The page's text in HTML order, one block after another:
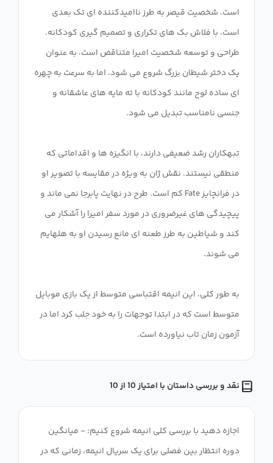
است. شخصیت قیصر به طرز ناامیدکننده ای تک بعدی
است، با فلاش بک های تکراری و تصمیم گیری کودکانه.
طراحی و توسعه شخصیت امیرا متناقض است، به عنوان
یک دختر شیطان بزرگ شروع می شود، اما به سرعت به چهره
ای ساده لوح مانند کودکانه با ته مایه های عاشقانه و
تبهکاران رشد ضعیفی دارند، با انگیزه ها و اقداماتی که
منطقی نیستند. نقش ژان به ویژه در مقایسه با تصویر او
در فرانچایز Fate کم است. طرح در نهایت پابرجا نمی ماند و
پیچیدگی های غیرضروری در مورد سفر امیرا را آشکار می
کند و شیاطین به طرز طعنه ای مانع رسیدن او به هلهایم
به طور کلی، این انیمه اقتباسی متوسط ​​از یک بازی موبایل
متوسط ​​است که در ابتدا توجهات را به خود جلب کرد اما در
آزمون زمان تاب نیاورده است.
نقد و بررسی داستان با امتیاز 10 از 10
اجازه دهید با بررسی کلی انیمه شروع کنیم: - میانگین
دوره انتظار بین فصلی برای یک سریال انیمه، زمانی که در